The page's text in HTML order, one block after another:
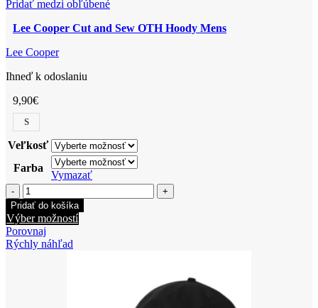
Pridať medzi obľúbené
Lee Cooper Cut and Sew OTH Hoody Mens
Lee Cooper
Ihneď k odoslaniu
9,90€
S
Veľkosť
Farba
Vymazať
množstvo
Lee
Cooper
Cut
and
Sew
Pridať do košíka
Výber možnostíTento
Porovnaj
Rýchly náhľad